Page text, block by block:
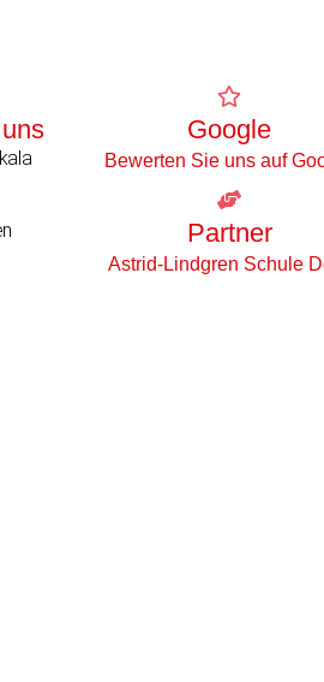
Google
Bewerten Sie uns auf
Partner
Astrid-Lindgren Schule